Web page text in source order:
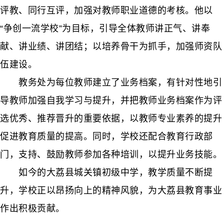
评教、同行互评，加强对教师职业道德的考核。他以
“争创一流学校”为目标，引导全体教师讲正气、讲奉
献、讲业绩、讲团结；以培养骨干为抓手，加强师资队
伍建设。
教务处为每位教师建立了业务档案，有针对性地引
导教师加强自我学习与提升，并把教师业务档案作为评
选优秀、推荐晋升的重要依据，以教师专业素养的提升
促进教育质量的提高。同时，学校还配合教育行政部
门，支持、鼓励教师参加各种培训，以提升业务技能。
如今的大荔县城关镇初级中学，教学质量不断提
升，学校正以昂扬向上的精神风貌，为大荔县教育事业
作出积极贡献。